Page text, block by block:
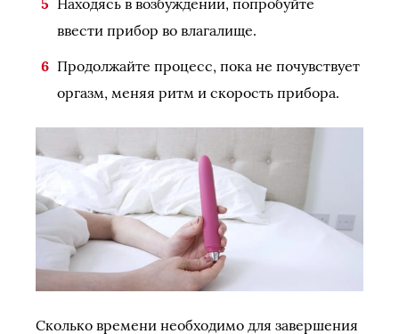
ввести прибор во влагалище.
Продолжайте процесс, пока не почувствует
оргазм, меняя ритм и скорость прибора.
Сколько времени необходимо для завершения